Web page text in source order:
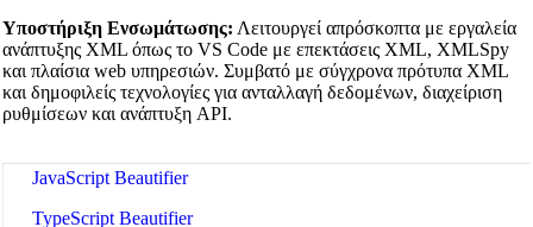
📝Code Formatters & Beautifiers
🔧 TOOLS
HTML Beautifier
JavaScript Beautifier
TypeScript Beautifier
Υποστήριξη Ενσωμάτωσης: Λειτουργεί απρόσκοπτα με εργαλεία
ανάπτυξης XML όπως το VS Code με επεκτάσεις XML, XMLSpy
και πλαίσια web υπηρεσιών. Συμβατό με σύγχρονα πρότυπα XML
και δημοφιλείς τεχνολογίες για ανταλλαγή δεδομένων, διαχείριση
ρυθμίσεων και ανάπτυξη API.